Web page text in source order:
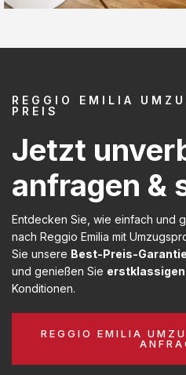
REGGIO EMILIA
PREIS
Jetzt
anfragen &
Entdecken Sie, wie einfach und
nach Reggio Emilia mit
Sie unsere Best-Preis-Garantie
und genießen Sie
Konditionen.
REGGIO EMILIA